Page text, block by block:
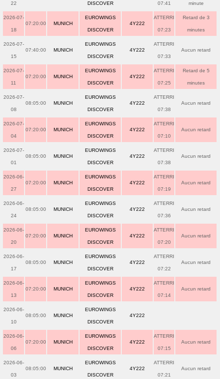
22 DISCOVER 07:41 minute
2026-07-
18
07:20:00 MUNICH
EUROWINGS
DISCOVER
4Y222
ATTERRI
07:23
Retard de 3
minutes
2026-07-
15
07:40:00 MUNICH
EUROWINGS
DISCOVER
4Y222
ATTERRI
07:33
Aucun retard
2026-07-
11
07:20:00 MUNICH
EUROWINGS
DISCOVER
4Y222
ATTERRI
07:25
Retard de 5
minutes
2026-07-
08
08:05:00 MUNICH
EUROWINGS
DISCOVER
4Y222
ATTERRI
07:38
Aucun retard
2026-07-
04
07:20:00 MUNICH
EUROWINGS
DISCOVER
4Y222
ATTERRI
07:10
Aucun retard
2026-07-
01
08:05:00 MUNICH
EUROWINGS
DISCOVER
4Y222
ATTERRI
07:38
Aucun retard
2026-06-
27
07:20:00 MUNICH
EUROWINGS
DISCOVER
4Y222
ATTERRI
07:19
Aucun retard
2026-06-
24
08:05:00 MUNICH
EUROWINGS
DISCOVER
4Y222
ATTERRI
07:36
Aucun retard
2026-06-
20
07:20:00 MUNICH
EUROWINGS
DISCOVER
4Y222
ATTERRI
07:20
Aucun retard
2026-06-
17
08:05:00 MUNICH
EUROWINGS
DISCOVER
4Y222
ATTERRI
07:22
Aucun retard
2026-06-
13
07:20:00 MUNICH
EUROWINGS
DISCOVER
4Y222
ATTERRI
07:14
Aucun retard
2026-06-
10
08:05:00 MUNICH
EUROWINGS
DISCOVER
4Y222
2026-06-
06
07:20:00 MUNICH
EUROWINGS
DISCOVER
4Y222
ATTERRI
07:15
Aucun retard
2026-06-
03
08:05:00 MUNICH
EUROWINGS
DISCOVER
4Y222
ATTERRI
07:21
Aucun retard